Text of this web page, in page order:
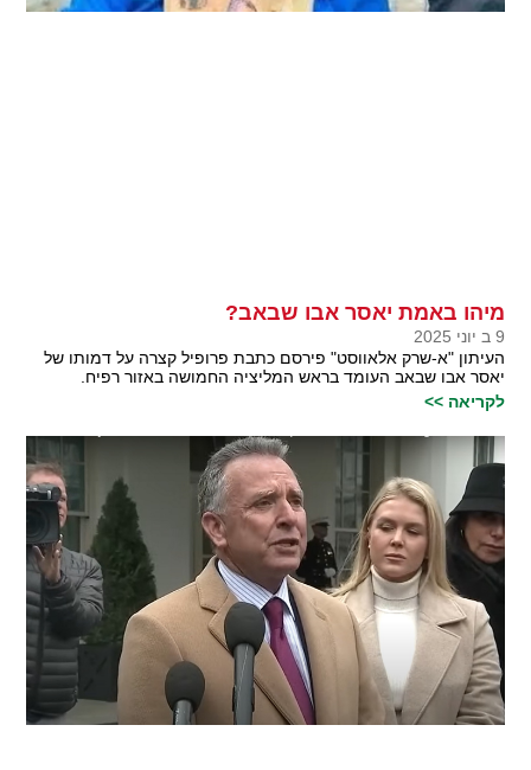
מיהו באמת יאסר אבו שבאב?
9 ב יוני 2025
העיתון "א-שרק אלאווסט" פירסם כתבת פרופיל קצרה על דמותו של
יאסר אבו שבאב העומד בראש המליציה החמושה באזור רפיח.
לקריאה >>